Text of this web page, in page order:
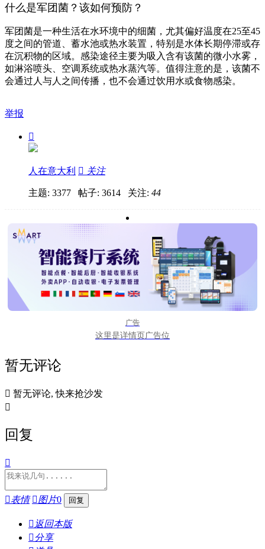
什么是军团菌？该如何预防？
军团菌是一种生活在水环境中的细菌，尤其偏好温度在25至45
度之间的管道、蓄水池或热水装置，特别是水体长期停滞或存
在沉积物的区域。感染途径主要为吸入含有该菌的微小水雾，
如淋浴喷头、空调系统或热水蒸汽等。值得注意的是，该菌不
会通过人与人之间传播，也不会通过饮用水或食物感染。
举报

人在意大利  关注
主题: 3377 帖子: 3614 关注: 44
广告
这里是详情页广告位
暂无评论
 暂无评论, 快来抢沙发

回复

表情 图片0
 返回本版
分享